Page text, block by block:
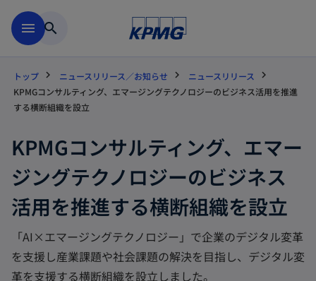
menu search
トップ ニュースリリース／お知らせ
ニュースリリース
KPMGコンサルティング、エマージングテクノロジーのビジネス活用を推進
する横断組織を設立
KPMGコンサルティング、エマー
ジングテクノロジーのビジネス
活用を推進する横断組織を設立
「AI×エマージングテクノロジー」で企業のデジタル変革
を支援し産業課題や社会課題の解決を目指し、デジタル変
革を支援する横断組織を設立しました。